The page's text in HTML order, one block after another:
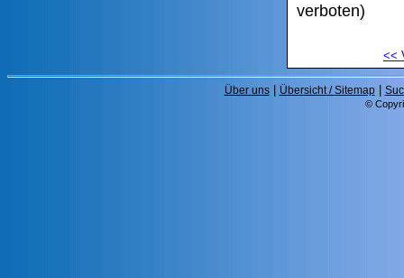
verboten)
<<
Über uns| Übersicht / Sitemap|
©